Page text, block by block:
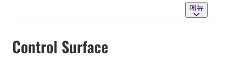
메뉴
Control Surface